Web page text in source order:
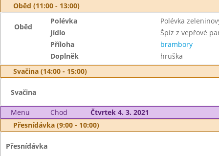
Oběd (11:00 - 13:00)
Oběd
Polévka
Polévka
Jídlo
Špíz z vepřové
Příloha
brambory
Doplněk
hruška
Svačina (14:00 - 15:00)
Svačina
Menu Chod
Čtvrtek 4. 3. 2021
Přesnídávka (9:00 - 10:00)
Přesnídávka